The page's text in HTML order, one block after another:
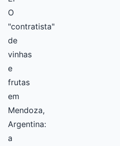
O
"contratista"
de
vinhas
e
frutas
em
Mendoza,
Argentina:
a